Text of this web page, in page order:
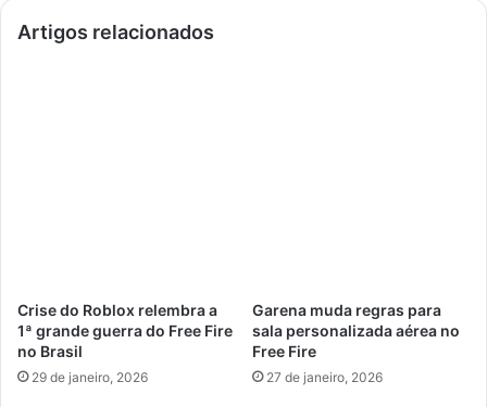
Artigos relacionados
Crise do Roblox relembra a
1ª grande guerra do Free Fire
no Brasil
29 de janeiro, 2026
Garena muda regras para
sala personalizada aérea no
Free Fire
27 de janeiro, 2026